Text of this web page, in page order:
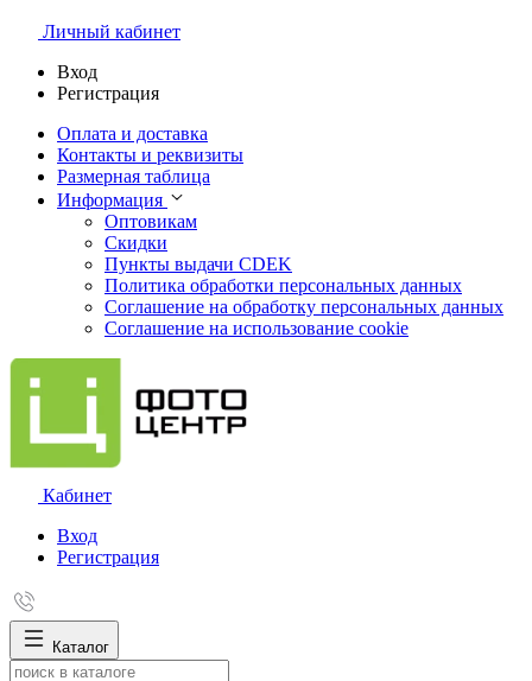
Личный кабинет
Вход
Регистрация
Оплата и доставка
Контакты и реквизиты
Размерная таблица
Информация
Оптовикам
Скидки
Пункты выдачи CDEK
Политика обработки персональных данных
Соглашение на обработку персональных данных
Соглашение на использование cookie
Кабинет
Вход
Регистрация
Каталог